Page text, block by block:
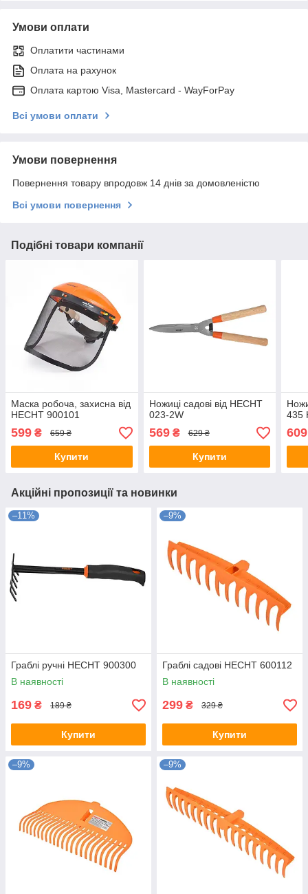
Умови оплати
Оплатити частинами
Оплата на рахунок
Оплата картою Visa, Mastercard - WayForPay
Всі умови оплати
Умови повернення
Повернення товару впродовж 14 днів за домовленістю
Всі умови повернення
Подібні товари компанії
Маска робоча, захисна від
HECHT 900101
599 ₴ 659 ₴
Купити
Ножиці садові від HECHT
023-2W
569₴ 629 ₴
Купити
435
609
Акційні пропозиції та новинки
–11%
Граблі ручні HECHT 900300
В наявності
169 ₴ 189 ₴
Купити
–9%
Граблі садові HECHT 600112
В наявності
299 ₴ 329 ₴
Купити
–9% –9%